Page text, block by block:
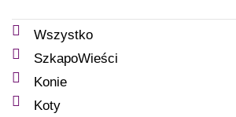
Wszystko
SzkapoWieści
Konie
Koty